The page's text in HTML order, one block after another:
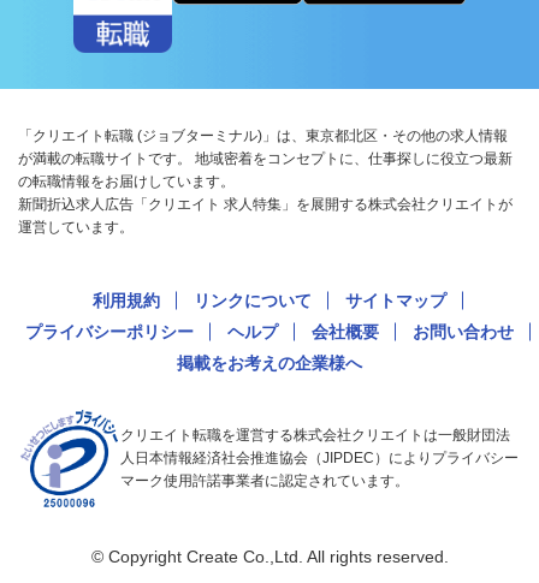
「クリエイト転職 (ジョブターミナル)」は、東京都北区・その他の求人情報
が満載の転職サイトです。 地域密着をコンセプトに、仕事探しに役立つ最新
の転職情報をお届けしています。
新聞折込求人広告「クリエイト 求人特集」を展開する株式会社クリエイトが
運営しています。
利用規約 リンクについて
サイトマップ
プライバシーポリシー
ヘルプ 会社概要
お問い合わせ
掲載をお考えの企業様へ
クリエイト転職を運営する株式会社クリエイトは一般財団法
人日本情報経済社会推進協会（JIPDEC）によりプライバシー
マーク使用許諾事業者に認定されています。
© Copyright Create Co.,Ltd. All rights reserved.